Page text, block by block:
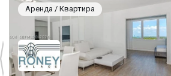
Аренда / Квартира